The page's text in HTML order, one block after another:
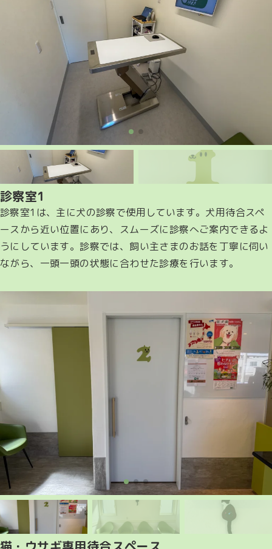
診察室1
診察室1は、主に犬の診察で使用しています。犬用待合スペ
ースから近い位置にあり、スムーズに診察へご案内できるよ
うにしています。診察では、飼い主さまのお話を丁寧に伺い
ながら、一頭一頭の状態に合わせた診療を行います。